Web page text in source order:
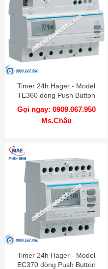
Timer 24h Hager - Model
TE360 dòng Push Button
Gọi ngay: 0909.067.950
Ms.Châu
Timer 24h Hager - Model
EC370 dòng Push Button